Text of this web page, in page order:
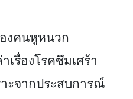
งคนหูหนวก
เรื่องโรคซึมเศร้า
ะจากประสบการณ์